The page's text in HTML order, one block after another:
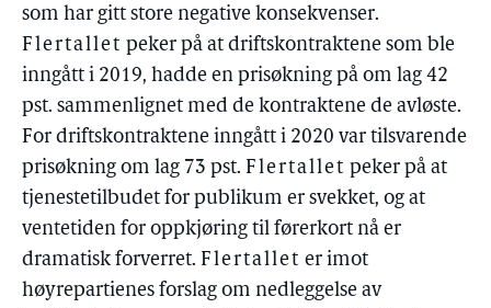
som har gitt store negative konsekvenser.
Flertallet peker på at driftskontraktene som ble
inngått i 2019, hadde en prisøkning på om lag 42
pst. sammenlignet med de kontraktene de avløste.
For driftskontraktene inngått i 2020 var tilsvarende
prisøkning om lag 73 pst. Flertallet peker på at
tjenestetilbudet for publikum er svekket, og at
ventetiden for oppkjøring til førerkort nå er
dramatisk forverret. Flertallet er imot
høyrepartienes forslag om nedleggelse av